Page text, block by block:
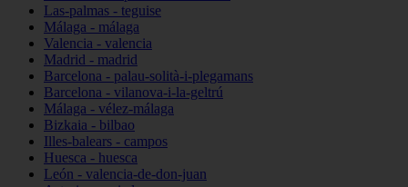
Las-palmas - teguise
Málaga - málaga
Valencia - valencia
Madrid - madrid
Barcelona - palau-solità-i-plegamans
Barcelona - vilanova-i-la-geltrú
Málaga - vélez-málaga
Bizkaia - bilbao
Illes-balears - campos
Huesca - huesca
León - valencia-de-don-juan